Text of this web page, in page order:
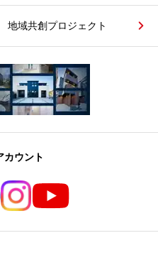
地域共創プロジェクト
カウント